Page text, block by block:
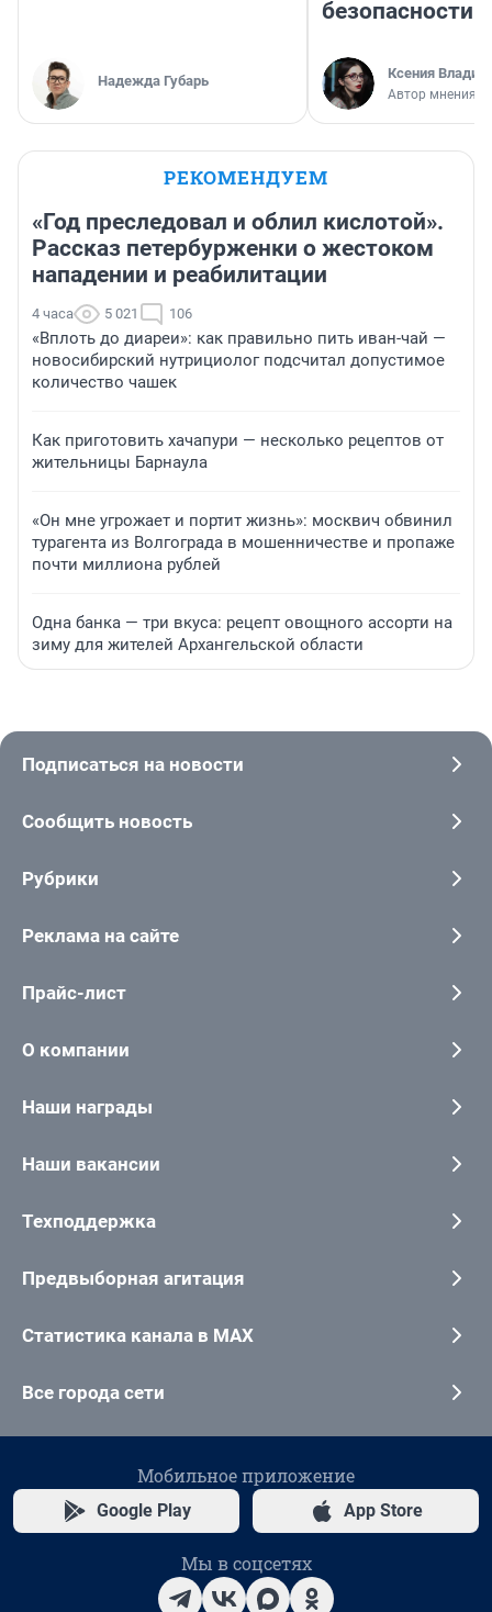
Надежда Губарь
безопасности
Ксения
Автор мнения
РЕКОМЕНДУЕМ
«Год преследовал и облил кислотой».
Рассказ петербурженки о жестоком
нападении и реабилитации
4 часа 5 021 106
«Вплоть до диареи»: как правильно пить иван-чай —
новосибирский нутрициолог подсчитал допустимое
количество чашек
Как приготовить хачапури — несколько рецептов от
жительницы Барнаула
«Он мне угрожает и портит жизнь»: москвич обвинил
турагента из Волгограда в мошенничестве и пропаже
почти миллиона рублей
Одна банка — три вкуса: рецепт овощного ассорти на
зиму для жителей Архангельской области
Подписаться на новости
Сообщить новость
Рубрики
Реклама на сайте
Прайс-лист
О компании
Наши награды
Наши вакансии
Техподдержка
Предвыборная агитация
Статистика канала в MAX
Все города сети
Мобильное приложение
Google Play App Store
Мы в соцсетях